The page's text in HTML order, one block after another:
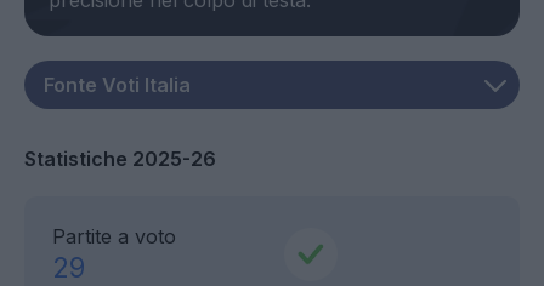
Statistiche 2025-26
Partite a voto
29